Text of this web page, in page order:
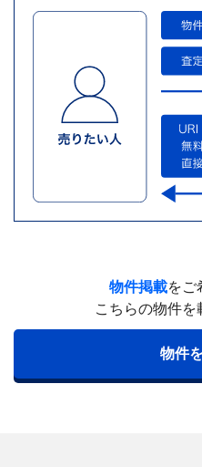
物件掲載をご
こちらの物件を
物件